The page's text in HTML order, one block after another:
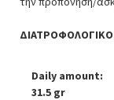
Daily amount:
31.5 gr